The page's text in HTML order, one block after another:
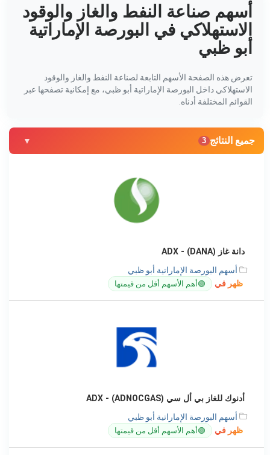
أسهم صناعة النفط والغاز والوقود
الاستهلاكي في البورصة الإماراتية
أبو ظبي
تعرض هذه الصفحة الأسهم التابعة لصناعة النفط والغاز والوقود
الاستهلاكي داخل البورصة الإماراتية أبو ظبي، مع إمكانية تصفحها عبر
القوائم المختلفة أدناه.
جميع النتائج 3
دانة غاز (DANA) - ADX
أسهم البورصة الإماراتية أبو ظبي
ظهر في
🟢 أهم الأسهم أقل من قيمتها
أدنوك للغاز بي أل سي (ADNOCGAS) - ADX
أسهم البورصة الإماراتية أبو ظبي
ظهر في
🟢 أهم الأسهم أقل من قيمتها